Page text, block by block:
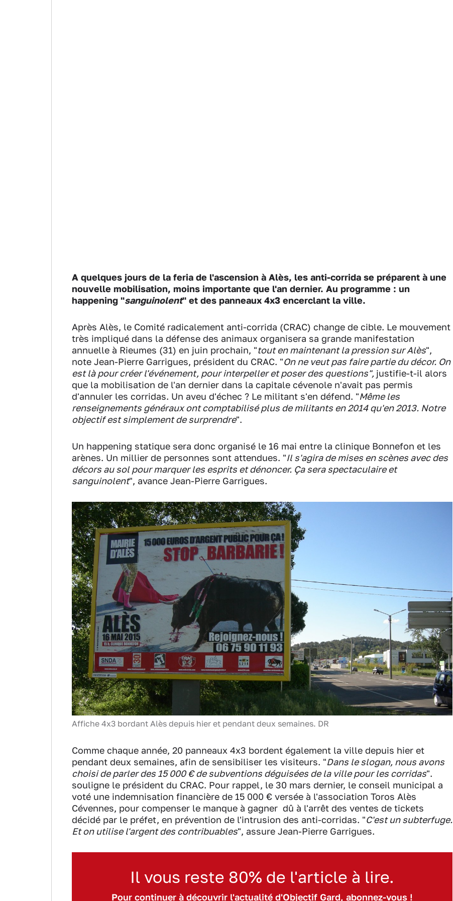
A quelques jours de la feria de l'ascension à Alès, les anti-corrida se préparent à une
nouvelle mobilisation, moins importante que l'an dernier. Au programme : un
happening "sanguinolent" et des panneaux 4x3 encerclant la ville.
Après Alès, le Comité radicalement anti-corrida (CRAC) change de cible. Le mouvement
très impliqué dans la défense des animaux organisera sa grande manifestation
annuelle à Rieumes (31) en juin prochain, "tout en maintenant la pression sur Alès",
note Jean-Pierre Garrigues, président du CRAC. "On ne veut pas faire partie du décor. On
est là pour créer l'événement, pour interpeller et poser des questions", justifie-t-il alors
que la mobilisation de l'an dernier dans la capitale cévenole n'avait pas permis
d'annuler les corridas. Un aveu d'échec ? Le militant s'en défend. "Même les
renseignements généraux ont comptabilisé plus de militants en 2014 qu'en 2013. Notre
objectif est simplement de surprendre".
Un happening statique sera donc organisé le 16 mai entre la clinique Bonnefon et les
arènes. Un millier de personnes sont attendues. "Il s'agira de mises en scènes avec des
décors au sol pour marquer les esprits et dénoncer. Ça sera spectaculaire et
sanguinolent", avance Jean-Pierre Garrigues.
Affiche 4x3 bordant Alès depuis hier et pendant deux semaines. DR
Comme chaque année, 20 panneaux 4x3 bordent également la ville depuis hier et
pendant deux semaines, afin de sensibiliser les visiteurs. "Dans le slogan, nous avons
choisi de parler des 15 000 € de subventions déguisées de la ville pour les corridas".
souligne le président du CRAC. Pour rappel, le 30 mars dernier, le conseil municipal a
voté une indemnisation financière de 15 000 € versée à l'association Toros Alès
Cévennes, pour compenser le manque à gagner dû à l'arrêt des ventes de tickets
décidé par le préfet, en prévention de l'intrusion des anti-corridas. "C'est un subterfuge.
Et on utilise l'argent des contribuables", assure Jean-Pierre Garrigues.
Il vous reste 80% de l'article à lire.
Pour continuer à découvrir l'actualité d'Objectif Gard, abonnez-vous !